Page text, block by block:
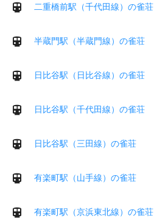
二重橋前駅（千代田線）の雀荘
半蔵門駅（半蔵門線）の雀荘
日比谷駅（日比谷線）の雀荘
日比谷駅（千代田線）の雀荘
日比谷駅（三田線）の雀荘
有楽町駅（山手線）の雀荘
有楽町駅（京浜東北線）の雀荘